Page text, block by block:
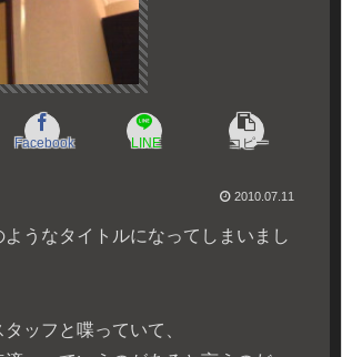
Facebook LINE コピー
2010.07.11
うなタイトルになってしまいまし
ッフと喋っていて、